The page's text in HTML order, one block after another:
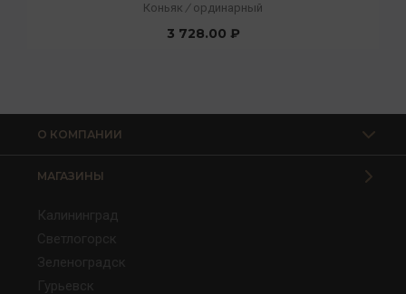
Коньяк / ординарный
3 728.00 ₽
О КОМПАНИИ
МАГАЗИНЫ
Калининград
Светлогорск
Зеленоградск
Гурьевск